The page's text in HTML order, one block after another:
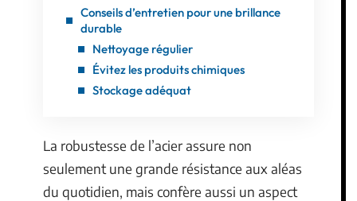
Conseils d’entretien pour une brillance
durable
Nettoyage régulier
Évitez les produits chimiques
Stockage adéquat
La robustesse de l’acier assure non
seulement une grande résistance aux aléas
du quotidien, mais confère aussi un aspect